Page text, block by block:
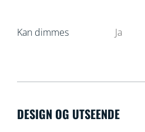
Kan dimmes Ja
DESIGN OG UTSEENDE